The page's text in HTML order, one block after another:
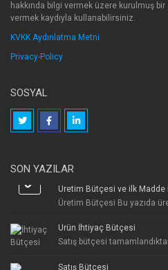
hakkında bilgi vermek üzere kurulmuş
vermek kaydıyla kullanabilirsiniz.
KVKK Aydınlatma Metni
Privacy-Policy
SOSYAL
SON YAZILAR
Üretim Bütçesi ve ilk
Üretim Bütçesi Bu yazıda
Ürün İhtiyaç Bütçesi
Satış bütçesi
Satış Bütçesi